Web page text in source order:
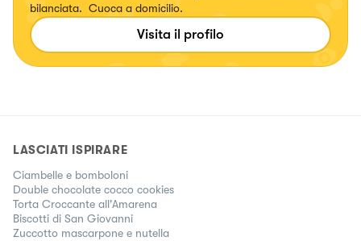
bilanciata. Cuoca a domicilio.
Visita il profilo
LASCIATI ISPIRARE
Ciambelle e bomboloni
Double chocolate cocco cookies
Torta Croccante all'Amarena
Biscotti di San Giovanni
Zuccotto mascarpone e nutella